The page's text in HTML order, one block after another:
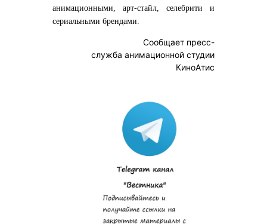
анимационными, арт-стайл, селебрити и
сериальными брендами.
Сообщает пресс-
служба анимационной студии
КиноАтис